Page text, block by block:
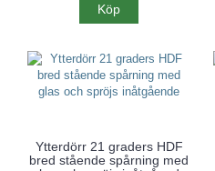
Köp
Ytterdörr 21 graders HDF
bred stående spårning med